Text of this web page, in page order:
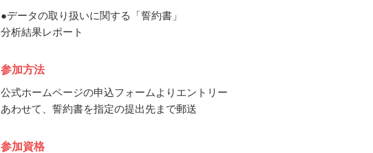
●データの取り扱いに関する「誓約書」
分析結果レポート
参加方法
公式ホームページの申込フォームよりエントリー
あわせて、誓約書を指定の提出先まで郵送
参加資格